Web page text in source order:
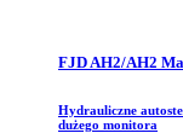
FJD AH2/AH2
Hydrauliczne
dużego monitora